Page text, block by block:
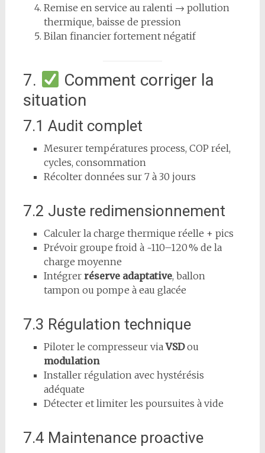
Remise en service au ralenti → pollution
thermique, baisse de pression
Bilan financier fortement négatif
7.
Comment corriger la
situation
7.1 Audit complet
Mesurer températures process, COP réel,
cycles, consommation
Récolter données sur 7 à 30 jours
7.2 Juste redimensionnement
Calculer la charge thermique réelle + pics
Prévoir groupe froid à ~110–120 % de la
charge moyenne
Intégrer réserve adaptative, ballon
tampon ou pompe à eau glacée
7.3 Régulation technique
Piloter le compresseur viaVSDou
modulation
Installer régulation avec hystérésis
adéquate
Détecter et limiter les poursuites à vide
7.4 Maintenance proactive